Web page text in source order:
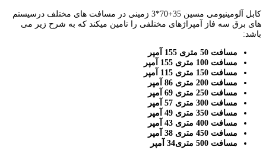
کابل آلومینیومی مسین 35+70*3 زمینی در مسافت های مختلف درسیستم
های برق سه فاز آمپراژهای مختلفی را تامین میکند که به شرح زیر می
باشد:
مسافت 50 متری 155 آمپر
مسافت 100 متری 155 آمپر
مسافت 150 متری 115 آمپر
مسافت 200 متری 86 آمپر
مسافت 250 متری 69 آمپر
مسافت 300 متری 57 آمپر
مسافت 350 متری 49 آمپر
مسافت 400 متری 43 آمپر
مسافت 450 متری 38 آمپر
مسافت 500 متری34 آمپر